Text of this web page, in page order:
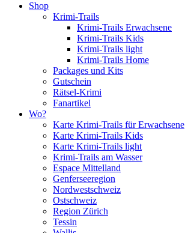
Shop
Krimi-Trails
Krimi-Trails Erwachsene
Krimi-Trails Kids
Krimi-Trails light
Krimi-Trails Home
Packages und Kits
Gutschein
Rätsel-Krimi
Fanartikel
Wo?
Karte Krimi-Trails für Erwachsene
Karte Krimi-Trails Kids
Karte Krimi-Trails light
Krimi-Trails am Wasser
Espace Mittelland
Genferseeregion
Nordwestschweiz
Ostschweiz
Region Zürich
Tessin